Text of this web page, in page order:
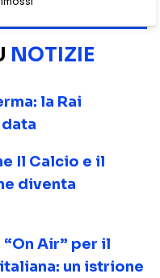
NOTIZIE
la Rai
Il Calcio e il
diventa
Air” per il
un istrione